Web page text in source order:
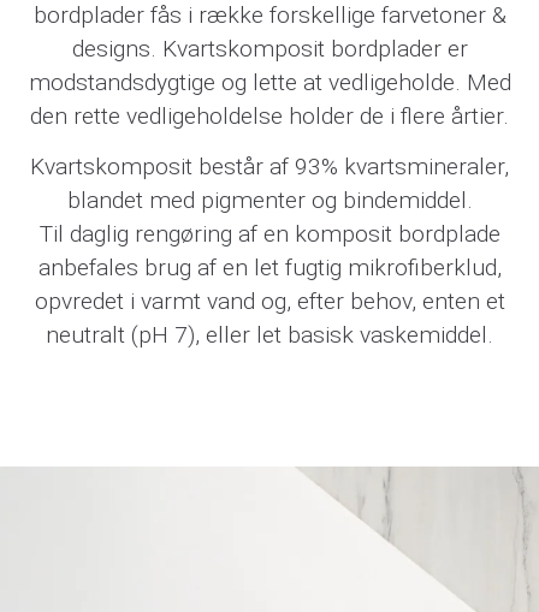
bordplader fås i række forskellige farvetoner &
designs. Kvartskomposit bordplader er
modstandsdygtige og lette at vedligeholde. Med
den rette vedligeholdelse holder de i flere årtier.
Kvartskomposit består af 93% kvartsmineraler,
blandet med pigmenter og bindemiddel.
Til daglig rengøring af en komposit bordplade
anbefales brug af en let fugtig mikrofiberklud,
opvredet i varmt vand og, efter behov, enten et
neutralt (pH 7), eller let basisk vaskemiddel.